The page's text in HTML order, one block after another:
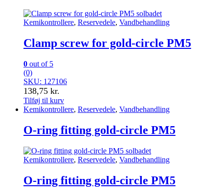
Kemikontrollere, Reservedele, Vandbehandling
Clamp screw for gold-circle PM5
0 out of 5
(0)
SKU: 127106
138,75 kr.
Tilføj til kurv
Kemikontrollere, Reservedele, Vandbehandling
O-ring fitting gold-circle PM5
Kemikontrollere, Reservedele, Vandbehandling
O-ring fitting gold-circle PM5